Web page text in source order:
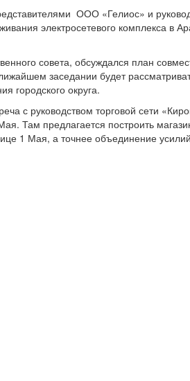
ООО «Гелиос» и
электросетевого комплекса в
совета, обсуждался план
заседании будет
городского округа.
с руководством торговой сети
Там предлагается построить
1 Мая, а точнее объединение